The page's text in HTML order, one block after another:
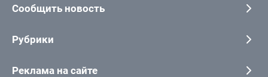
Сообщить новость
Рубрики
Реклама на сайте